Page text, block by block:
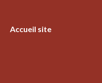
Accueil site